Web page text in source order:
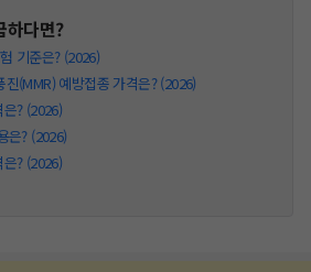
하다면?
기준은? (2026)
(MMR) 예방접종 가격은? (2026)
? (2026)
은? (2026)
? (2026)